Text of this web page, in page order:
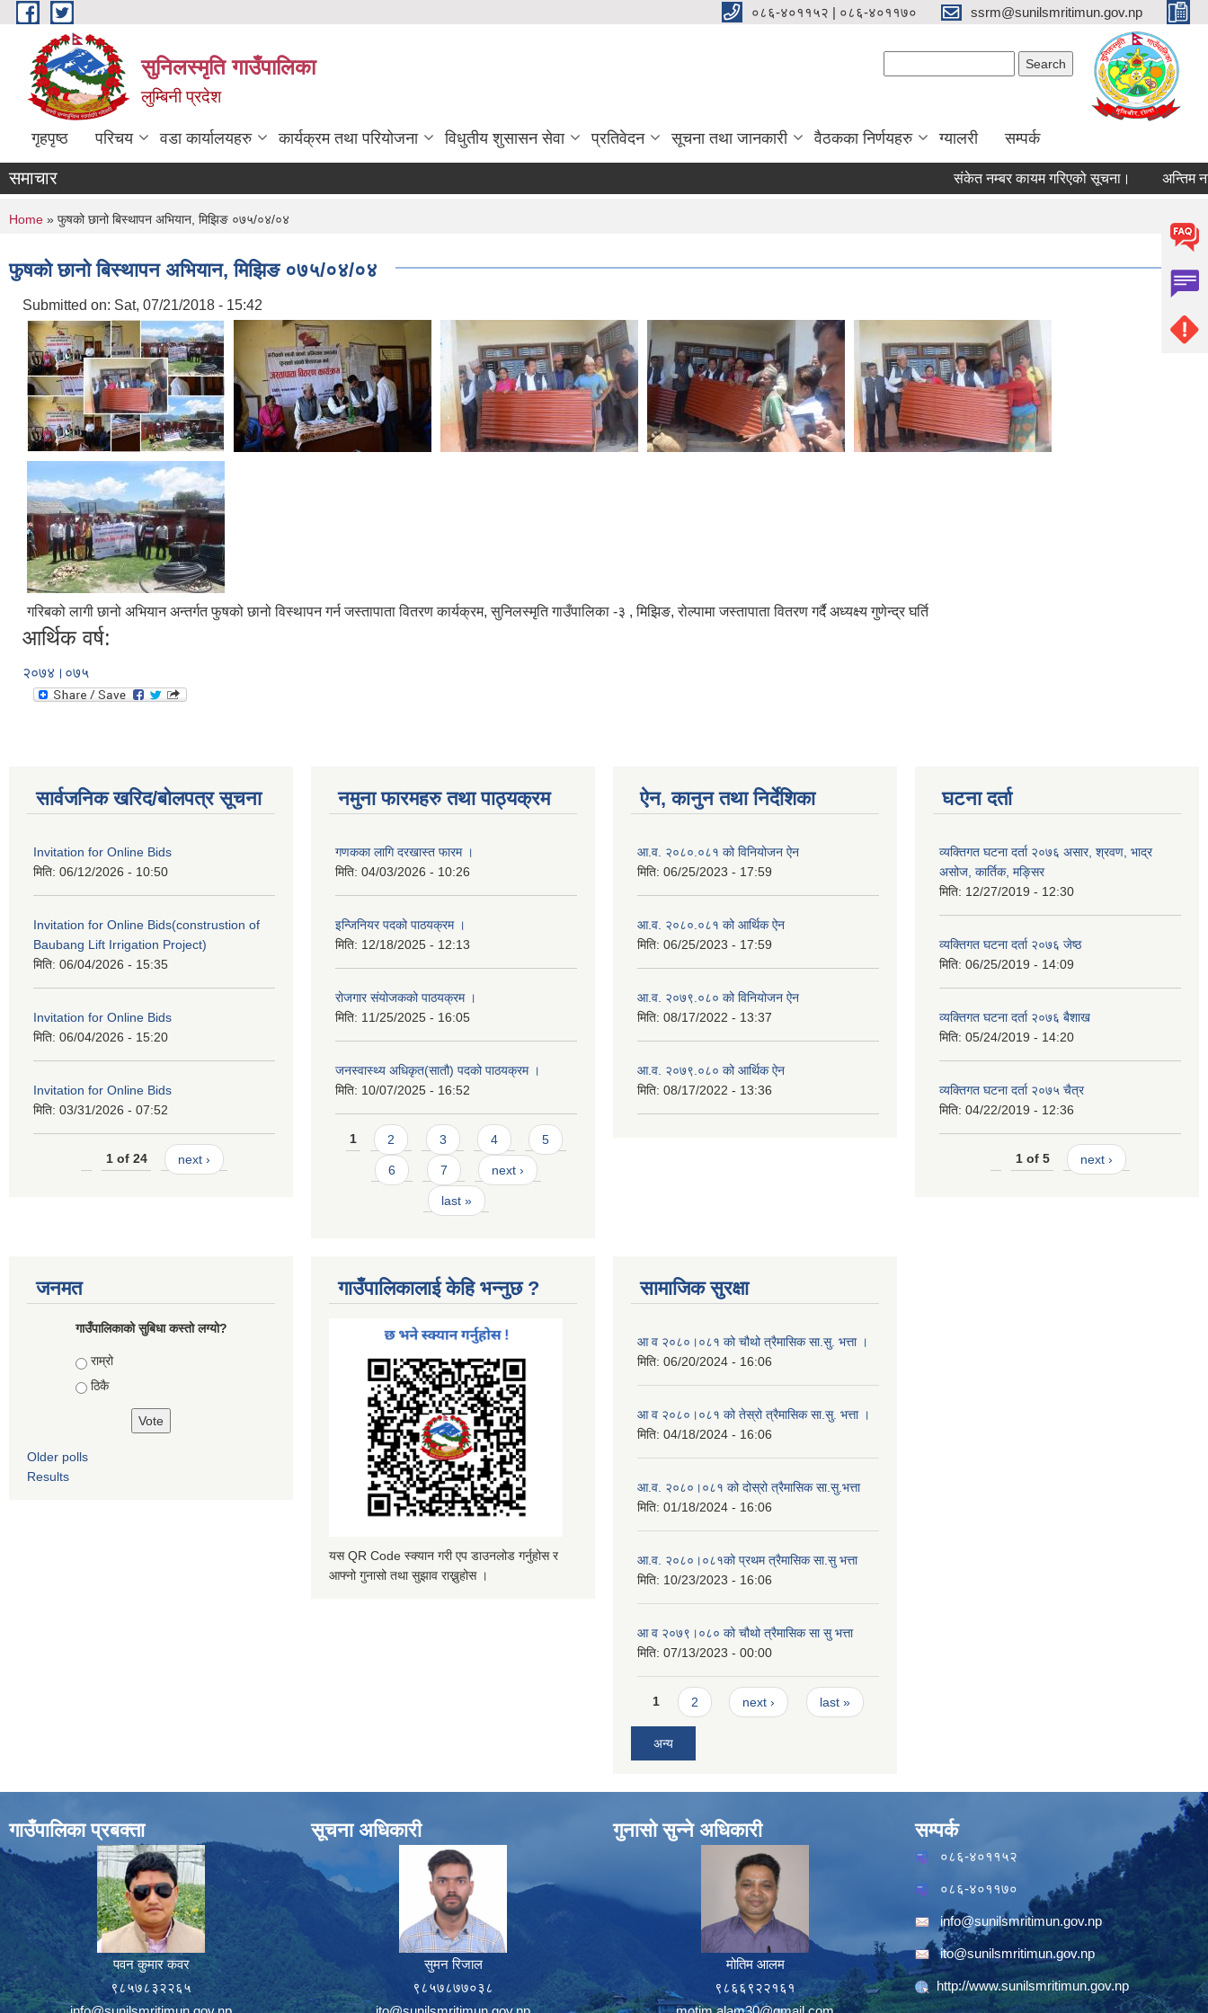
Skip to main content ०८६-४०११५२ | ०८६-४०११७० ssrm@sunilsmritimun.gov.np
सुनिलस्मृति गाउँपालिका
लुम्बिनी प्रदेश
गृहपृष्ठ परिचय वडा कार्यालयहरु कार्यक्रम तथा परियोजना विधुतीय शुसासन सेवा प्रतिवेदन सूचना तथा जानकारी वैठकका निर्णयहरु ग्यालरी सम्पर्क
समाचार संकेत नम्बर कायम गरिएको सूचना। अन्तिम
You are here
Home » फुषको छानो बिस्थापन अभियान, मिझिङ ०७५/०४/०४
फुषको छानो बिस्थापन अभियान, मिझिङ ०७५/०४/०४
Submitted on: Sat, 07/21/2018 - 15:42
गरिबको लागी छानो अभियान अन्तर्गत फुषको छानो विस्थापन गर्न जस्तापाता वितरण कार्यक्रम, सुनिलस्मृति गाउँपालिका -३ , मिझिङ, रोल्पामा जस्तापाता वितरण गर्दै अध्यक्ष्य गुणेन्द्र घर्ति
आर्थिक वर्ष:
२०७४।०७५
सार्वजनिक खरिद/बोलपत्र सूचना
Invitation for Online Bids
मिति: 06/12/2026 - 10:50
Invitation for Online Bids(construstion of
Baubang Lift Irrigation Project)
मिति: 06/04/2026 - 15:35
Invitation for Online Bids
मिति: 06/04/2026 - 15:20
Invitation for Online Bids
मिति: 03/31/2026 - 07:52
1 of 24 next ›
नमुना फारमहरु तथा पाठ्यक्रम
गणकका लागि दरखास्त फारम ।
मिति: 04/03/2026 - 10:26
इन्जिनियर पदको पाठयक्रम ।
मिति: 12/18/2025 - 12:13
रोजगार संयोजकको पाठयक्रम ।
मिति: 11/25/2025 - 16:05
जनस्वास्थ्य अधिकृत(सातौ) पदको पाठयक्रम ।
मिति: 10/07/2025 - 16:52
Pages
1 2 3 4 5
6 7 next ›
last »
ऐन, कानुन तथा निर्देशिका
आ.व. २०८०.०८१ को विनियोजन ऐन
मिति: 06/25/2023 - 17:59
आ.व. २०८०.०८१ को आर्थिक ऐन
मिति: 06/25/2023 - 17:59
आ.व. २०७९.०८० को विनियोजन ऐन
मिति: 08/17/2022 - 13:37
आ.व. २०७९.०८० को आर्थिक ऐन
मिति: 08/17/2022 - 13:36
घटना दर्ता
व्यक्तिगत घटना दर्ता २०७६ असार, श्रवण, भाद्र
असोज, कार्तिक, मङ्सिर
मिति: 12/27/2019 - 12:30
व्यक्तिगत घटना दर्ता २०७६ जेष्ठ
मिति: 06/25/2019 - 14:09
व्यक्तिगत घटना दर्ता २०७६ बैशाख
मिति: 05/24/2019 - 14:20
व्यक्तिगत घटना दर्ता २०७५ चैत्र
मिति: 04/22/2019 - 12:36
1 of 5 next ›
जनमत
गाउँपालिकाको सुबिधा कस्तो लग्यो?
Choices
राम्रो
ठिकै
Older polls
Results
गाउँपालिकालाई केहि भन्नुछ ?
यस QR Code स्क्यान गरी एप डाउनलोड गर्नुहोस र
आफ्नो गुनासो तथा सुझाव राख्नुहोस ।
सामाजिक सुरक्षा
आ व २०८०।०८१ को चौथो त्रैमासिक सा.सु. भत्ता ।
मिति: 06/20/2024 - 16:06
आ व २०८०।०८१ को तेस्रो त्रैमासिक सा.सु. भत्ता ।
मिति: 04/18/2024 - 16:06
आ.व. २०८०।०८१ को दोस्रो त्रैमासिक सा.सु.भत्ता
मिति: 01/18/2024 - 16:06
आ.व. २०८०।०८१को प्रथम त्रैमासिक सा.सु भत्ता
मिति: 10/23/2023 - 16:06
आ व २०७९।०८० को चौथो त्रैमासिक सा सु भत्ता
मिति: 07/13/2023 - 00:00
Pages
1 2 next › last »
अन्य
गाउँपालिका प्रबक्ता
पवन कुमार कवर
९८५७८३२२६५
सूचना अधिकारी
सुमन रिजाल
९८५७८७७०३८
गुनासो सुन्ने अधिकारी
मोतिम आलम
९८६६९२२१६१
सम्पर्क
०८६-४०११५२
०८६-४०११७०
info@sunilsmritimun.gov.np
ito@sunilsmritimun.gov.np
http://www.sunilsmritimun.gov.np